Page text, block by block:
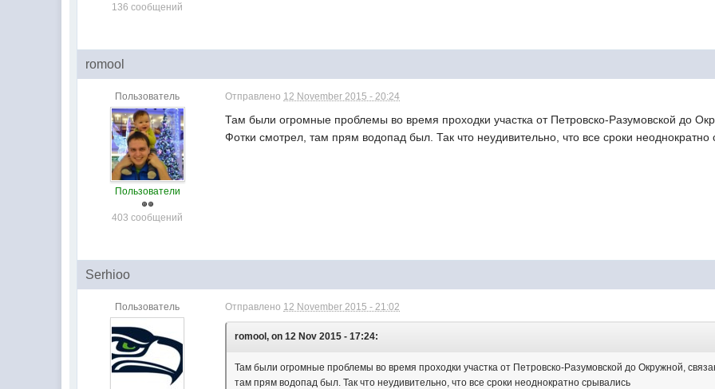
136 сообщений
romool
Пользователь
Пользователи
403 сообщений
Отправлено 12 November 2015 - 20:24
Там были огромные проблемы во время проходки участка от Петровско-Разумовской до
Фотки смотрел, там прям водопад был. Так что неудивительно, что все сроки неоднократно
Serhioo
Пользователь Отправлено 12 November 2015 - 21:02
romool, on 12 Nov 2015 - 17:24:
Там были огромные проблемы во время проходки участка от Петровско-Разумовской до Окружной,
там прям водопад был. Так что неудивительно, что все сроки неоднократно срывались